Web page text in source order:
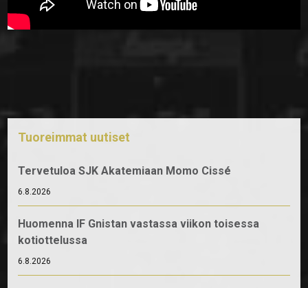
Tuoreimmat uutiset
Tervetuloa SJK Akatemiaan Momo Cissé
6.8.2026
Huomenna IF Gnistan vastassa viikon toisessa
kotiottelussa
6.8.2026